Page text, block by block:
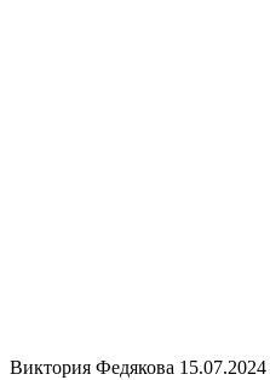
Виктория Федякова 15.07.2024